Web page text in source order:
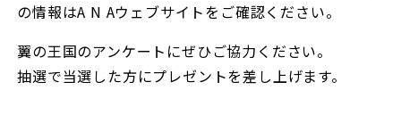
の情報はA N Aウェブサイトをご確認ください。
翼の王国のアンケートにぜひご協力ください。
抽選で当選した方にプレゼントを差し上げます。